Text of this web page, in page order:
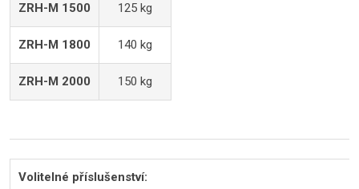
ZRH-M 1500 125 kg
ZRH-M 1800 140 kg
ZRH-M 2000 150 kg
Volitelné příslušenství: